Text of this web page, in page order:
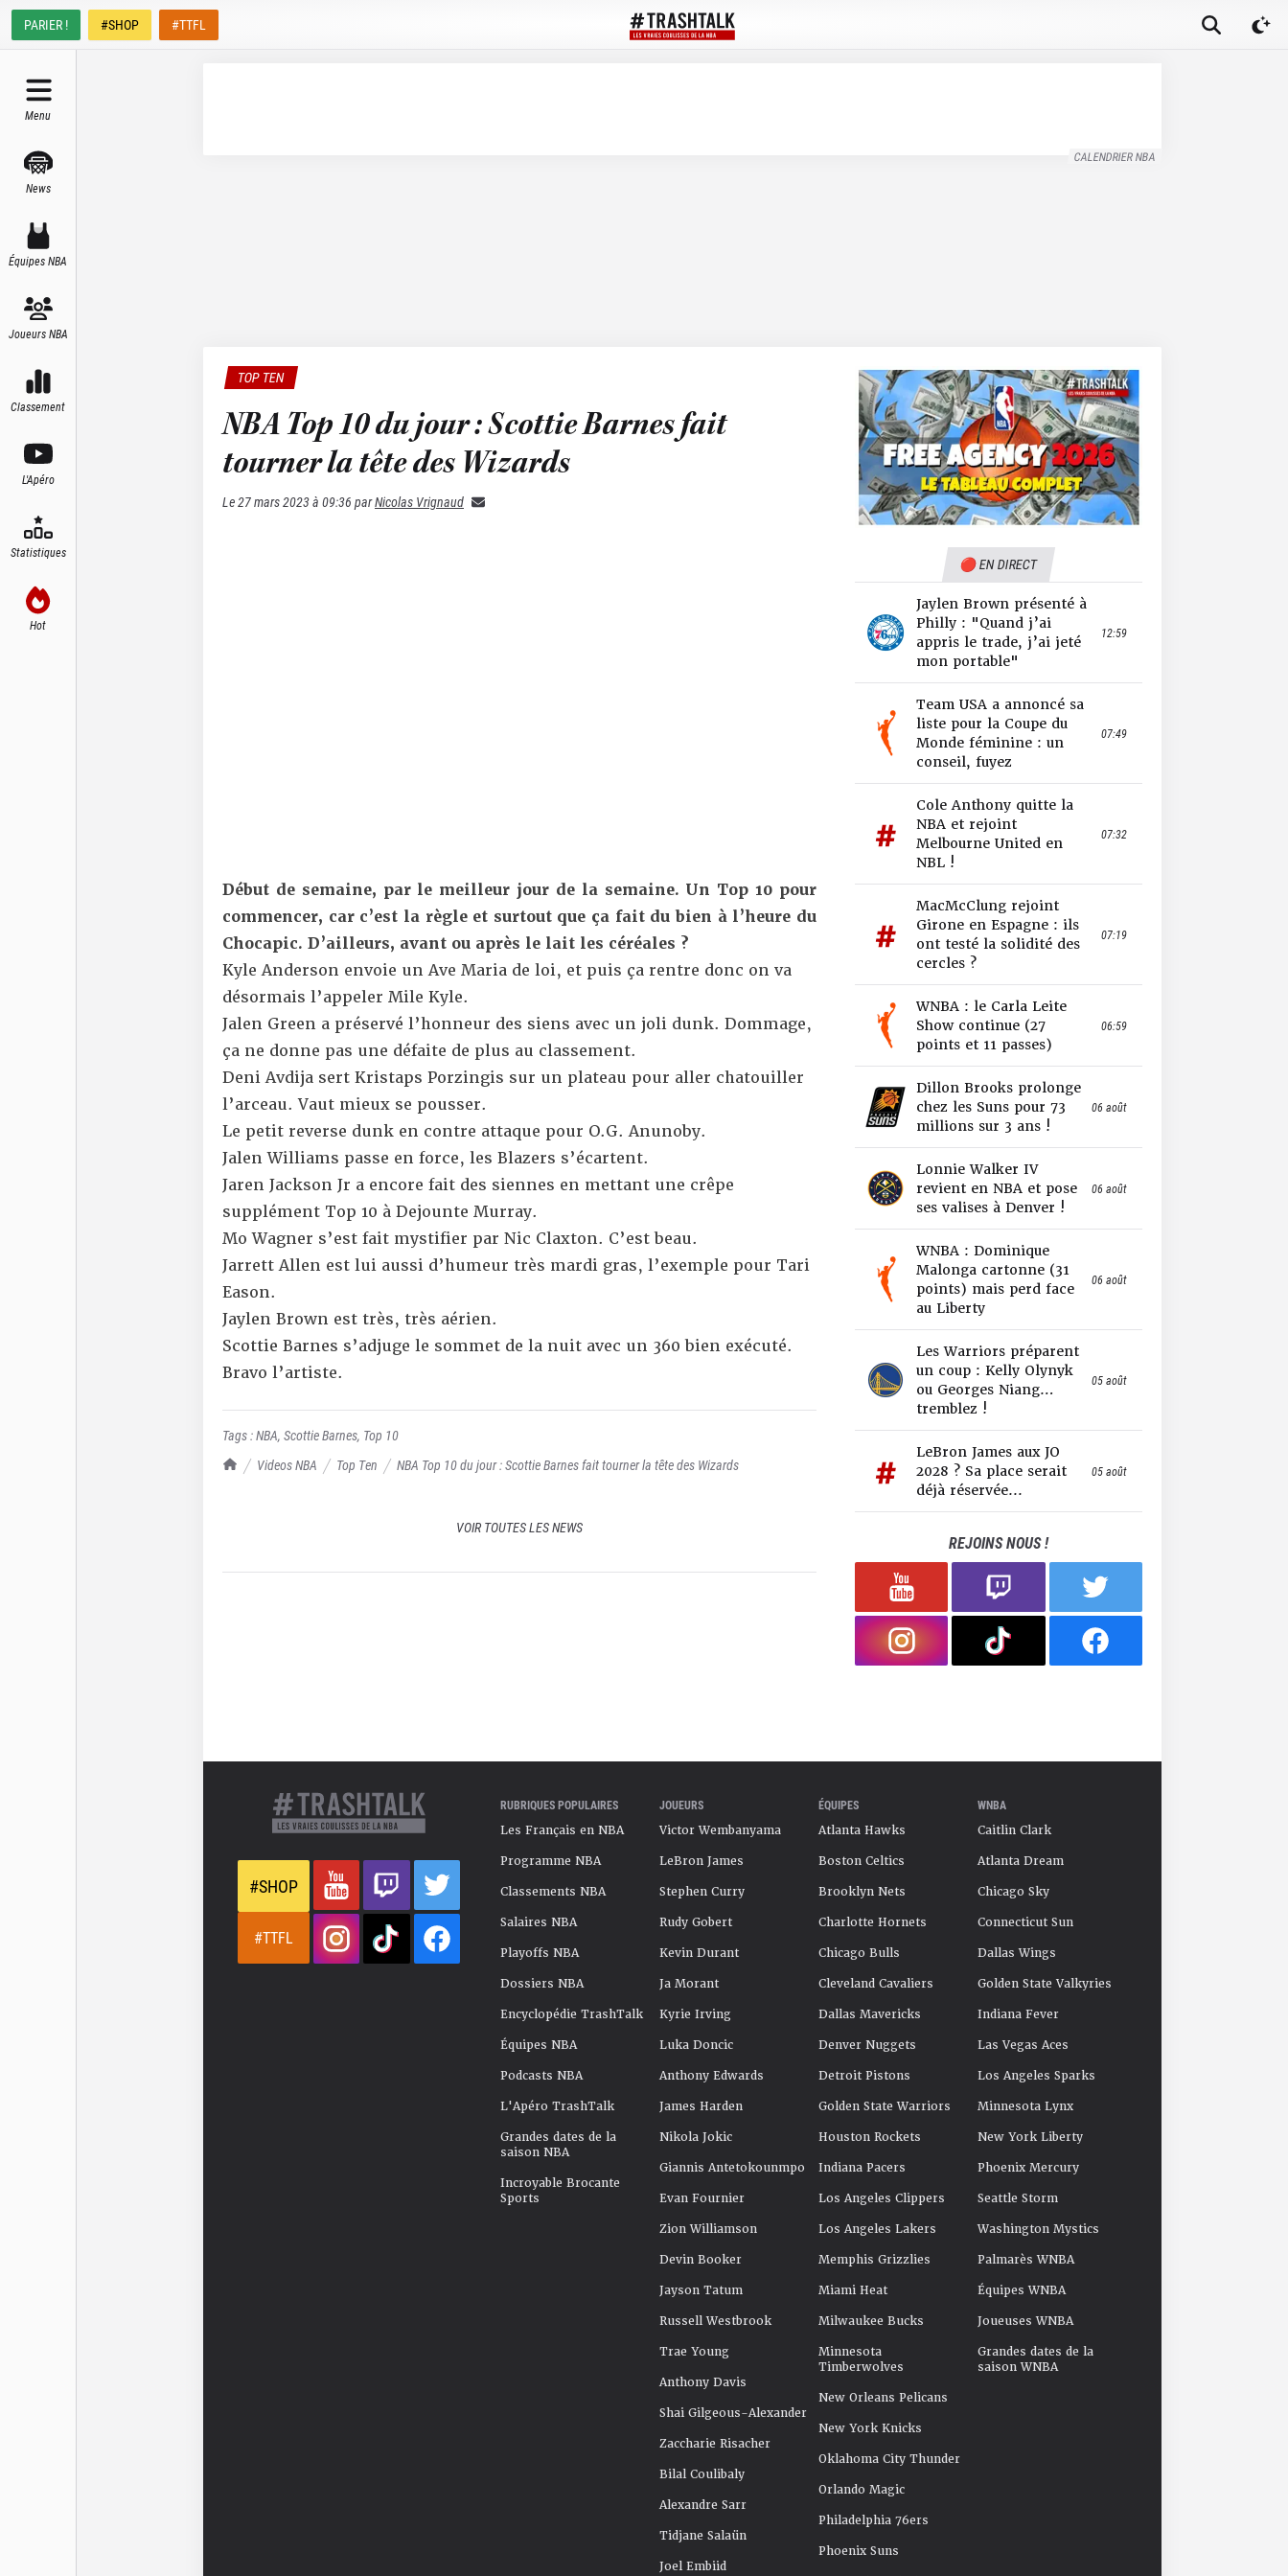
PARIER ! #SHOP #TTFL
Menu
News
Équipes NBA
Joueurs NBA
Classement
L'Apéro
Statistiques
Hot
CALENDRIER NBA
TrashTalk Actu NBA
Videos NBA Top Ten NBA Top 10 du jour : Scottie Barnes fait tourner la tête des Wizards
TOP TEN
NBA Top 10 du jour : Scottie Barnes fait
tourner la tête des Wizards
Le27 mars 2023 à 09:36 parNicolas Vrignaud
Début de semaine, par le meilleur jour de la semaine. Un Top 10 pour
commencer, car c’est la règle et surtout que ça fait du bien à l’heure du
Chocapic. D’ailleurs, avant ou après le lait les céréales ?
Kyle Anderson envoie un Ave Maria de loi, et puis ça rentre donc on va
désormais l’appeler Mile Kyle.
Jalen Green a préservé l’honneur des siens avec un joli dunk. Dommage,
ça ne donne pas une défaite de plus au classement.
Deni Avdija sert Kristaps Porzingis sur un plateau pour aller chatouiller
l’arceau. Vaut mieux se pousser.
Le petit reverse dunk en contre attaque pour O.G. Anunoby.
Jalen Williams passe en force, les Blazers s’écartent.
Jaren Jackson Jr a encore fait des siennes en mettant une crêpe
supplément Top 10 à Dejounte Murray.
Mo Wagner s’est fait mystifier par Nic Claxton. C’est beau.
Jarrett Allen est lui aussi d’humeur très mardi gras, l’exemple pour Tari
Eason.
Jaylen Brown est très, très aérien.
Scottie Barnes s’adjuge le sommet de la nuit avec un 360 bien exécuté.
Bravo l’artiste.
Tags :NBA, Scottie Barnes, Top 10
VOIR TOUTES LES NEWS
🔴 EN DIRECT
Jaylen Brown présenté à
Philly : "Quand j’ai
appris le trade, j’ai jeté
mon portable"
12:59
Team USA a annoncé sa
liste pour la Coupe du
Monde féminine : un
conseil, fuyez
07:49
Cole Anthony quitte la
NBA et rejoint
Melbourne United en
NBL !
07:32
MacMcClung rejoint
Girone en Espagne : ils
ont testé la solidité des
cercles ?
07:19
WNBA : le Carla Leite
Show continue (27
points et 11 passes)
06:59
Dillon Brooks prolonge
chez les Suns pour 73
millions sur 3 ans !
06 août
Lonnie Walker IV
revient en NBA et pose
ses valises à Denver !
06 août
WNBA : Dominique
Malonga cartonne (31
points) mais perd face
au Liberty
06 août
Les Warriors préparent
un coup : Kelly Olynyk
ou Georges Niang…
tremblez !
05 août
LeBron James aux JO
2028 ? Sa place serait
déjà réservée...
05 août
REJOINS NOUS !
#SHOP
#TTFL
RUBRIQUES POPULAIRES
Les Français en NBA
Programme NBA
Classements NBA
Salaires NBA
Playoffs NBA
Dossiers NBA
Encyclopédie TrashTalk
Équipes NBA
Podcasts NBA
L'Apéro TrashTalk
Grandes dates de la
saison NBA
Incroyable Brocante
Sports
JOUEURS
Victor Wembanyama
LeBron James
Stephen Curry
Rudy Gobert
Kevin Durant
Ja Morant
Kyrie Irving
Luka Doncic
Anthony Edwards
James Harden
Nikola Jokic
Giannis Antetokounmpo
Evan Fournier
Zion Williamson
Devin Booker
Jayson Tatum
Russell Westbrook
Trae Young
Anthony Davis
Shai Gilgeous-Alexander
Zaccharie Risacher
Bilal Coulibaly
Alexandre Sarr
Tidjane Salaün
Joel Embiid
ÉQUIPES
Atlanta Hawks
Boston Celtics
Brooklyn Nets
Charlotte Hornets
Chicago Bulls
Cleveland Cavaliers
Dallas Mavericks
Denver Nuggets
Detroit Pistons
Golden State Warriors
Houston Rockets
Indiana Pacers
Los Angeles Clippers
Los Angeles Lakers
Memphis Grizzlies
Miami Heat
Milwaukee Bucks
Minnesota
Timberwolves
New Orleans Pelicans
New York Knicks
Oklahoma City Thunder
Orlando Magic
Philadelphia 76ers
Phoenix Suns
WNBA
Caitlin Clark
Atlanta Dream
Chicago Sky
Connecticut Sun
Dallas Wings
Golden State Valkyries
Indiana Fever
Las Vegas Aces
Los Angeles Sparks
Minnesota Lynx
New York Liberty
Phoenix Mercury
Seattle Storm
Washington Mystics
Palmarès WNBA
Équipes WNBA
Joueuses WNBA
Grandes dates de la
saison WNBA